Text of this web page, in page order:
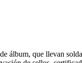
álbum, que llevan